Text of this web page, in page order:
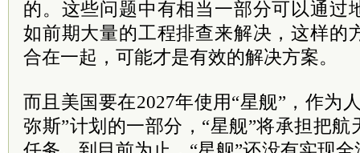
的。这些问题中有相当一部分可以通过
如前期大量的工程排查来解决，这样的
合在一起，可能才是有效的解决方案。
而且美国要在2027年使用“星舰”，作为
弥斯”计划的一部分，“星舰”将承担把